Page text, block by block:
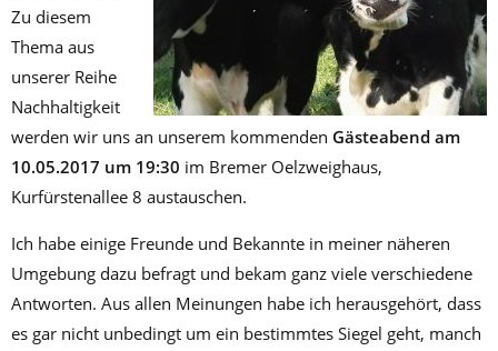
Zu diesem
Thema aus
unserer Reihe
Nachhaltigkeit
werden wir uns an unserem kommenden Gästeabend am
10.05.2017 um 19:30 im Bremer Oelzweighaus,
Kurfürstenallee 8 austauschen.
Ich habe einige Freunde und Bekannte in meiner näheren
Umgebung dazu befragt und bekam ganz viele verschiedene
Antworten. Aus allen Meinungen habe ich herausgehört, dass
es gar nicht unbedingt um ein bestimmtes Siegel geht, manch